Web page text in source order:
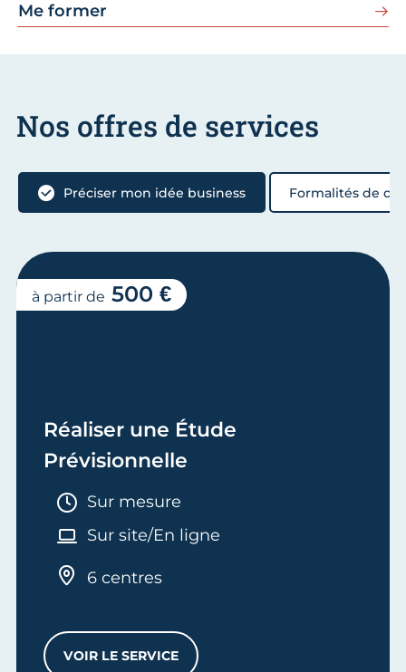
Me former
Nos offres de services
Préciser mon idée business Formalités de
Réaliser une Étude
Prévisionnelle
Durée :
Sur mesure
Sur site/En ligne
6 centres
VOIR LE SERVICERÉALISER UNE ÉTUDE PRÉVISIONNELLE
à partir de 500 €